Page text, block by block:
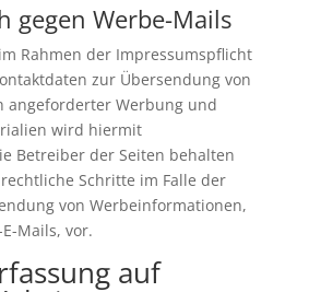
gegen Werbe-Mails
Rahmen der Impressumspflicht
zur Übersendung von
angeforderter Werbung und
wird hiermit
Betreiber der Seiten behalten
Schritte im Falle der
von Werbeinformationen,
Mails, vor.
auf